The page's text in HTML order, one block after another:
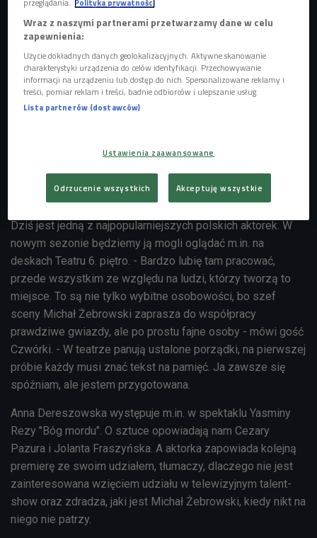
Anna Dereszowka jest nie tylko cenioną aktorką teatralna, telewizyjną i filmową,
Dziś jest jedną z najpopularniejszych polskich aktorek. W
nowym sezonie będziemy ją mogli oglądać m.in. na
deskach Teatru 6. piętro. - Bardzo lubię tam pracować,
przede wszystkim ze względu na ludzi, którzy tworzą to
miejsce. To są nie tylko wybitne osobowości, bo szef
sceny Michał Żebrowski zaprasza do współpracy
prawdziwe gwiazdy, ale po prostu fajne osoby - mówi gość
Czwórki. - W teatrze panują ustalone porządki, na pierwszej
próbie każdy musi znać tekst na pamięć. Ja zawsze się
spóźniam, ale jestem przygotowana.
Anna Dereszowska występuje m.in. w spektaklu Yasminy
Rezy "Bóg mordu". O sztuce opowiadają nam Cezary
Pazura i Jolanta Fraszyńska. A aktorka zapowiada kolejną
premierę ze swoim udziałem, tłumaczy, dlaczego nie jest
zainteresowana wzięciem udziału w telewizyjnym talent-
show oraz zdradza, jaki jest Michał Żebrowski, kiedy nikt na
niego nie patrzy.
Wraz z naszymi partnerami przetwarzamy dane w celu
zapewnienia:
Użycie dokładnych danych geolokalizacyjnych. Aktywne skanowanie
charakterystyki urządzenia do celów identyfikacji. Przechowywanie
informacji na urządzeniu lub dostęp do nich. Spersonalizowane reklamy i
treści, pomiar reklam i treści, badnie odbiorców i ulepszanie usług.
Lista partnerów (dostawców)
Ustawienia zaawansowane
Odrzucenie wszystkich Akceptuję wszystkie